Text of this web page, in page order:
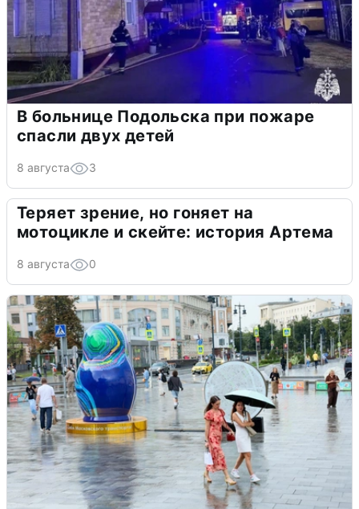
В больнице Подольска при пожаре
спасли двух детей
8 августа 3
Теряет зрение, но гоняет на
мотоцикле и скейте: история Артема
8 августа 0